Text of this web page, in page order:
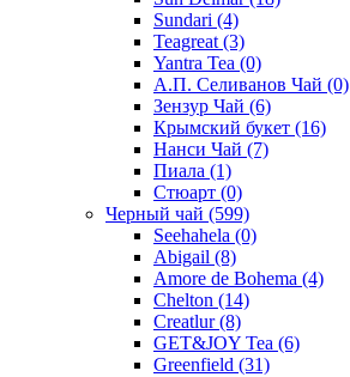
Sundari (4)
Teagreat (3)
Yantra Tea (0)
А.П. Селиванов Чай (0)
Зензур Чай (6)
Крымский букет (16)
Нанси Чай (7)
Пиала (1)
Стюарт (0)
Черный чай (599)
Seehahela (0)
Abigail (8)
Amore de Bohema (4)
Chelton (14)
Creatlur(8)
GET&JOY Tea (6)
Greenfield (31)